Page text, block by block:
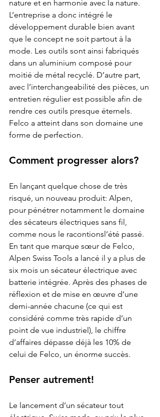
nature et en harmonie avec la nature.
L’entreprise a donc intégré le
développement durable bien avant
que le concept ne soit partout à la
mode. Les outils sont ainsi fabriqués
dans un aluminium composé pour
moitié de métal recyclé. D’autre part,
avec l’interchangeabilité des pièces, un
entretien régulier est possible afin de
rendre ces outils presque éternels.
Felco a atteint dans son domaine une
forme de perfection.
Comment progresser alors?
En lançant quelque chose de très
risqué, un nouveau produit: Alpen,
pour pénétrer notamment le domaine
des sécateurs électriques sans fil,
comme nous le racontionsl’été passé.
En tant que marque sœur de Felco,
Alpen Swiss Tools a lancé il y a plus de
six mois un sécateur électrique avec
batterie intégrée. Après des phases de
réflexion et de mise en œuvre d’une
demi-année chacune (ce qui est
considéré comme très rapide d’un
point de vue industriel), le chiffre
d’affaires dépasse déjà les 10% de
celui de Felco, un énorme succès.
Penser autrement!
Le lancement d’un sécateur tout